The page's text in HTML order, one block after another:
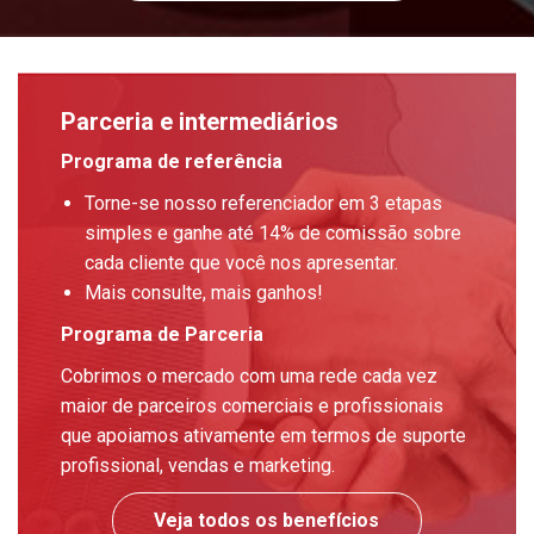
Parceria e intermediários
Programa de referência
Torne-se nosso referenciador em 3 etapas
simples e ganhe até 14% de comissão sobre
cada cliente que você nos apresentar.
Mais consulte, mais ganhos!
Programa de Parceria
Cobrimos o mercado com uma rede cada vez
maior de parceiros comerciais e profissionais
que apoiamos ativamente em termos de suporte
profissional, vendas e marketing.
Veja todos os benefícios